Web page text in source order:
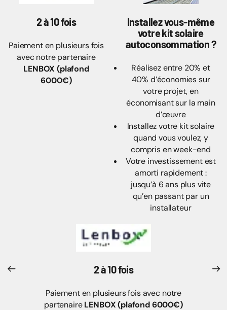
2 à 10 fois
Paiement en plusieurs fois
avec notre partenaire
LENBOX (plafond
6000€)
Installez vous-même
votre kit solaire
autoconsommation ?
Réalisez entre 20% et
40% d’économies sur
votre projet, en
économisant sur la main
d’œuvre
Installez votre kit solaire
quand vous voulez, y
compris en week-end
Votre investissement est
amorti rapidement :
jusqu’à 6 ans plus vite
qu’en passant par un
installateur
2 à 10 fois
Paiement en plusieurs fois avec notre